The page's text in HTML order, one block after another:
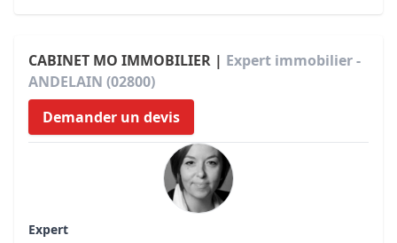
CABINET MO IMMOBILIER | Expert immobilier -
ANDELAIN (02800)
Demander un devis
Expert